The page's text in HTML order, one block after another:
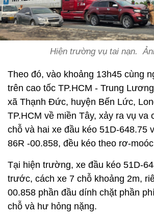
Hiện trường vụ tai nạn.
Theo đó, vào khoảng 13h45 cùng
trên cao tốc TP.HCM - Trung
xã Thạnh Đức, huyện Bến Lức,
TP.HCM về miền Tây, xảy ra vụ va
chỗ và hai xe đầu kéo 51D-648.75
86R -00.858, đều kéo theo rơ-
Tại hiện trường, xe đầu kéo 51D-
trước, cách xe 7 chỗ khoảng 2m,
00.858 phần đầu dính chặt phần
chỗ và hư hỏng nặng.